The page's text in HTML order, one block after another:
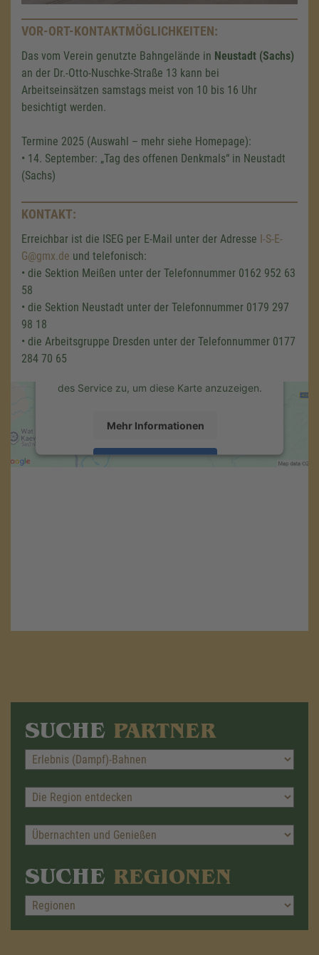
SUCHE PARTNER
SUCHE REGIONEN
VOR-ORT-KONTAKTMÖGLICHKEITEN:
Das vom Verein genutzte Bahngelände in Neustadt (Sachs)
an der Dr.-Otto-Nuschke-Straße 13 kann bei
Arbeitseinsätzen samstags meist von 10 bis 16 Uhr
besichtigt werden.
Termine 2025 (Auswahl – mehr siehe Homepage):
• 14. September: „Tag des offenen Denkmals“ in Neustadt
(Sachs)
KONTAKT:
Erreichbar ist die ISEG per E-Mail unter der Adresse I-S-E-
G@gmx.de und telefonisch:
• die Sektion Meißen unter der Telefonnummer 0162 952 63
58
• die Sektion Neustadt unter der Telefonnummer 0179 297
98 18
• die Arbeitsgruppe Dresden unter der Telefonnummer 0177
284 70 65
Wir benötigen Ihre Zustimmung,
um den Google Maps-Service zu
Wir verwenden einen Service eines
Dieser Service kann Daten zu Ihren
des Service zu, um diese Karte anzuzeigen.
Mehr Informationen